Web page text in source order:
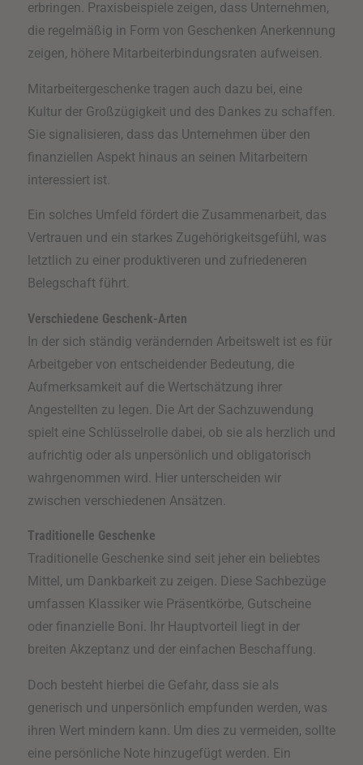
erbringen. Praxisbeispiele zeigen, dass Unternehmen,
die regelmäßig in Form von Geschenken Anerkennung
zeigen, höhere Mitarbeiterbindungsraten aufweisen.
Mitarbeitergeschenke tragen auch dazu bei, eine
Kultur der Großzügigkeit und des Dankes zu schaffen.
Sie signalisieren, dass das Unternehmen über den
finanziellen Aspekt hinaus an seinen Mitarbeitern
interessiert ist.
Ein solches Umfeld fördert die Zusammenarbeit, das
Vertrauen und ein starkes Zugehörigkeitsgefühl, was
letztlich zu einer produktiveren und zufriedeneren
Belegschaft führt.
Verschiedene Geschenk-Arten
In der sich ständig verändernden Arbeitswelt ist es für
Arbeitgeber von entscheidender Bedeutung, die
Aufmerksamkeit auf die Wertschätzung ihrer
Angestellten zu legen. Die Art der Sachzuwendung
spielt eine Schlüsselrolle dabei, ob sie als herzlich und
aufrichtig oder als unpersönlich und obligatorisch
wahrgenommen wird. Hier unterscheiden wir
zwischen verschiedenen Ansätzen.
Traditionelle Geschenke
Traditionelle Geschenke sind seit jeher ein beliebtes
Mittel, um Dankbarkeit zu zeigen. Diese Sachbezüge
umfassen Klassiker wie Präsentkörbe, Gutscheine
oder finanzielle Boni. Ihr Hauptvorteil liegt in der
breiten Akzeptanz und der einfachen Beschaffung.
Doch besteht hierbei die Gefahr, dass sie als
generisch und unpersönlich empfunden werden, was
ihren Wert mindern kann. Um dies zu vermeiden, sollte
eine persönliche Note hinzugefügt werden. Ein